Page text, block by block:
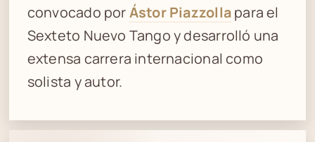
convocado porÁstor Piazzollapara el
Sexteto Nuevo Tango y desarrolló una
extensa carrera internacional como
solista y autor.